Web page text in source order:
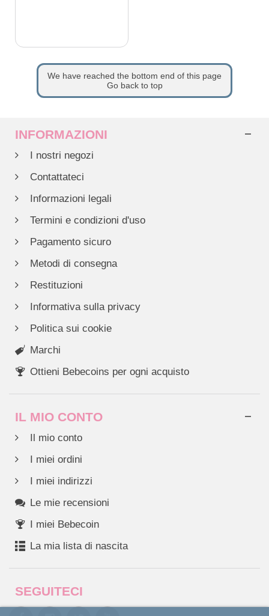
We have reached the bottom end of this page
Go back to top
INFORMAZIONI
I nostri negozi
Contattateci
Informazioni legali
Termini e condizioni d'uso
Pagamento sicuro
Metodi di consegna
Restituzioni
Informativa sulla privacy
Politica sui cookie
Marchi
Ottieni Bebecoins per ogni acquisto
IL MIO CONTO
Il mio conto
I miei ordini
I miei indirizzi
Le mie recensioni
I miei Bebecoin
La mia lista di nascita
SEGUITECI